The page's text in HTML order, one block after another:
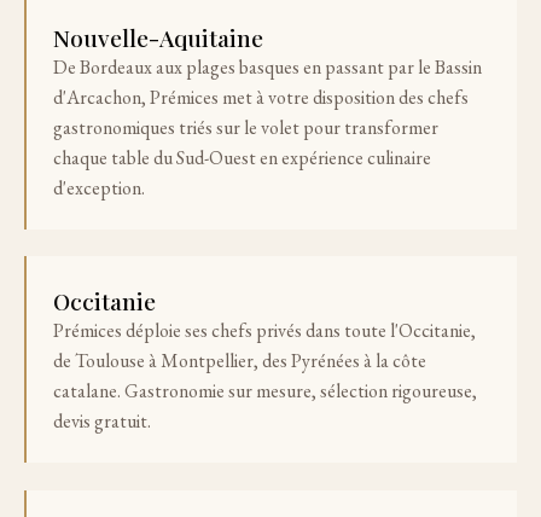
Nouvelle-Aquitaine
De Bordeaux aux plages basques en passant par le Bassin
d'Arcachon, Prémices met à votre disposition des chefs
gastronomiques triés sur le volet pour transformer
chaque table du Sud-Ouest en expérience culinaire
d'exception.
Occitanie
Prémices déploie ses chefs privés dans toute l'Occitanie,
de Toulouse à Montpellier, des Pyrénées à la côte
catalane. Gastronomie sur mesure, sélection rigoureuse,
devis gratuit.